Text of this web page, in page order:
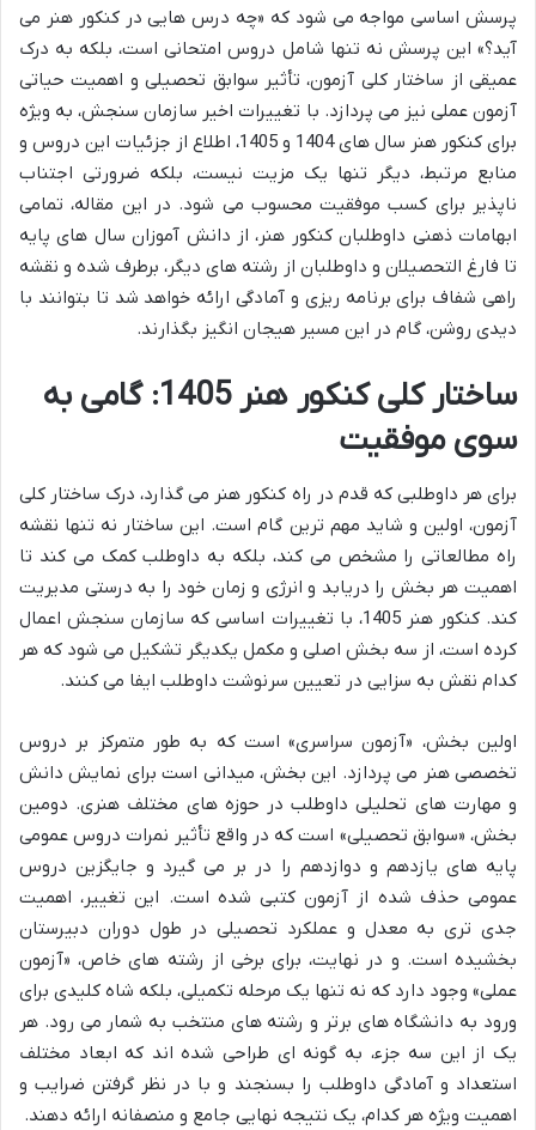
پرسش اساسی مواجه می شود که «چه درس هایی در کنکور هنر می
آید؟» این پرسش نه تنها شامل دروس امتحانی است، بلکه به درک
عمیقی از ساختار کلی آزمون، تأثیر سوابق تحصیلی و اهمیت حیاتی
آزمون عملی نیز می پردازد. با تغییرات اخیر سازمان سنجش، به ویژه
برای کنکور هنر سال های 1404 و 1405، اطلاع از جزئیات این دروس و
منابع مرتبط، دیگر تنها یک مزیت نیست، بلکه ضرورتی اجتناب
ناپذیر برای کسب موفقیت محسوب می شود. در این مقاله، تمامی
ابهامات ذهنی داوطلبان کنکور هنر، از دانش آموزان سال های پایه
تا فارغ التحصیلان و داوطلبان از رشته های دیگر، برطرف شده و نقشه
راهی شفاف برای برنامه ریزی و آمادگی ارائه خواهد شد تا بتوانند با
دیدی روشن، گام در این مسیر هیجان انگیز بگذارند.
ساختار کلی کنکور هنر 1405: گامی به
سوی موفقیت
برای هر داوطلبی که قدم در راه کنکور هنر می گذارد، درک ساختار کلی
آزمون، اولین و شاید مهم ترین گام است. این ساختار نه تنها نقشه
راه مطالعاتی را مشخص می کند، بلکه به داوطلب کمک می کند تا
اهمیت هر بخش را دریابد و انرژی و زمان خود را به درستی مدیریت
کند. کنکور هنر 1405، با تغییرات اساسی که سازمان سنجش اعمال
کرده است، از سه بخش اصلی و مکمل یکدیگر تشکیل می شود که هر
کدام نقش به سزایی در تعیین سرنوشت داوطلب ایفا می کنند.
اولین بخش، «آزمون سراسری» است که به طور متمرکز بر دروس
تخصصی هنر می پردازد. این بخش، میدانی است برای نمایش دانش
و مهارت های تحلیلی داوطلب در حوزه های مختلف هنری. دومین
بخش، «سوابق تحصیلی» است که در واقع تأثیر نمرات دروس عمومی
پایه های یازدهم و دوازدهم را در بر می گیرد و جایگزین دروس
عمومی حذف شده از آزمون کتبی شده است. این تغییر، اهمیت
جدی تری به معدل و عملکرد تحصیلی در طول دوران دبیرستان
بخشیده است. و در نهایت، برای برخی از رشته های خاص، «آزمون
عملی» وجود دارد که نه تنها یک مرحله تکمیلی، بلکه شاه کلیدی برای
ورود به دانشگاه های برتر و رشته های منتخب به شمار می رود. هر
یک از این سه جزء، به گونه ای طراحی شده اند که ابعاد مختلف
استعداد و آمادگی داوطلب را بسنجند و با در نظر گرفتن ضرایب و
اهمیت ویژه هر کدام، یک نتیجه نهایی جامع و منصفانه ارائه دهند.